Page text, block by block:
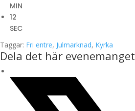
MIN
12
SEC
Taggar: Fri entre, Julmarknad, Kyrka
Dela det här evenemanget